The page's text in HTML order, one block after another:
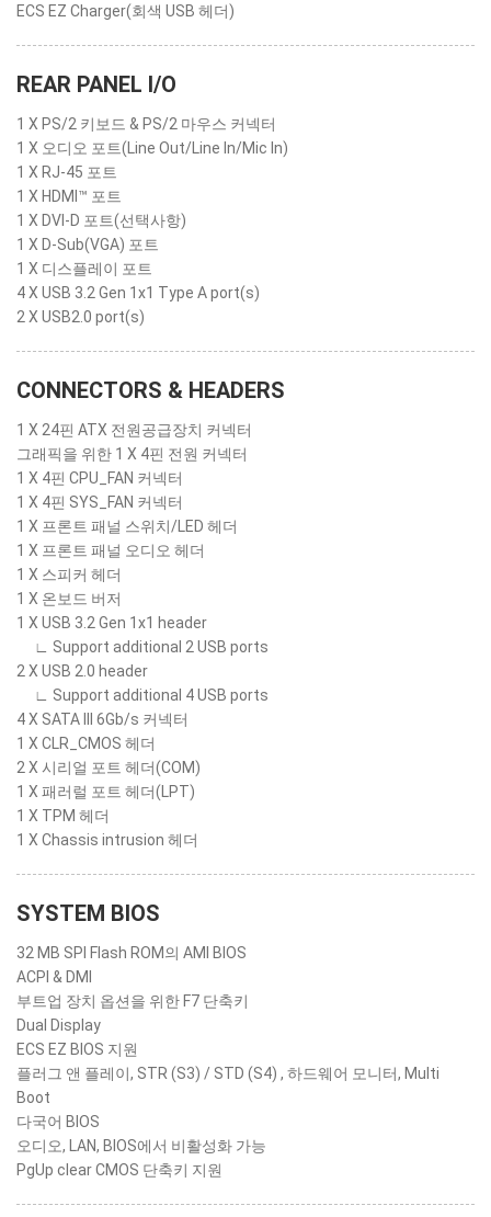
ECS EZ Charger(회색 USB 헤더)
REAR PANEL I/O
1 X PS/2 키보드 & PS/2 마우스 커넥터
1 X 오디오 포트(Line Out/Line In/Mic In)
1 X RJ-45 포트
1 X HDMI™ 포트
1 X DVI-D 포트(선택사항)
1 X D-Sub(VGA) 포트
1 X 디스플레이 포트
4 X USB 3.2 Gen 1x1 Type A port(s)
2 X USB2.0 port(s)
CONNECTORS & HEADERS
1 X 24핀 ATX 전원공급장치 커넥터
그래픽을 위한 1 X 4핀 전원 커넥터
1 X 4핀 CPU_FAN 커넥터
1 X 4핀 SYS_FAN 커넥터
1 X 프론트 패널 스위치/LED 헤더
1 X 프론트 패널 오디오 헤더
1 X 스피커 헤더
1 X 온보드 버저
1 X USB 3.2 Gen 1x1 header
∟ Support additional 2 USB ports
2 X USB 2.0 header
∟ Support additional 4 USB ports
4 X SATA III 6Gb/s 커넥터
1 X CLR_CMOS 헤더
2 X 시리얼 포트 헤더(COM)
1 X 패러럴 포트 헤더(LPT)
1 X TPM 헤더
1 X Chassis intrusion 헤더
SYSTEM BIOS
32 MB SPI Flash ROM의 AMI BIOS
ACPI & DMI
부트업 장치 옵션을 위한 F7 단축키
Dual Display
ECS EZ BIOS 지원
플러그 앤 플레이, STR (S3) / STD (S4) , 하드웨어 모니터, Multi
Boot
다국어 BIOS
오디오, LAN, BIOS에서 비활성화 가능
PgUp clear CMOS 단축키 지원